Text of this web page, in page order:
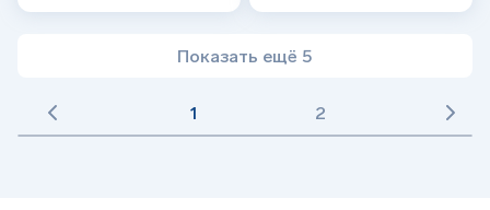
Показать ещё 5
1 2